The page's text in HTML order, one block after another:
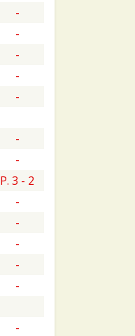
-
-
-
-
-
-
-
P. 3 - 2
-
-
-
-
-
-